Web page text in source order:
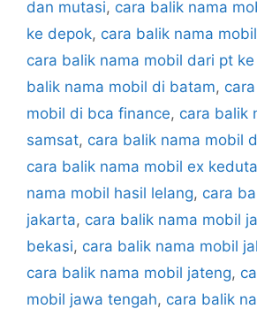
dan mutasi, cara balik nama
ke depok, cara balik nama
cara balik nama mobil dari pt
balik nama mobil di batam,
mobil di bca finance, cara balik
samsat, cara balik nama mobil
cara balik nama mobil ex
nama mobil hasil lelang, cara
jakarta, cara balik nama mobil
bekasi, cara balik nama mobil
cara balik nama mobil jateng,
mobil jawa tengah, cara balik